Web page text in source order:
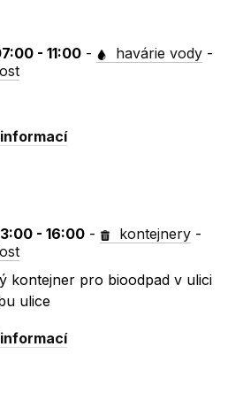
- 11:00 - havárie vody -
- 16:00 - kontejnery -
kontejner pro bioodpad v ulici
ulice